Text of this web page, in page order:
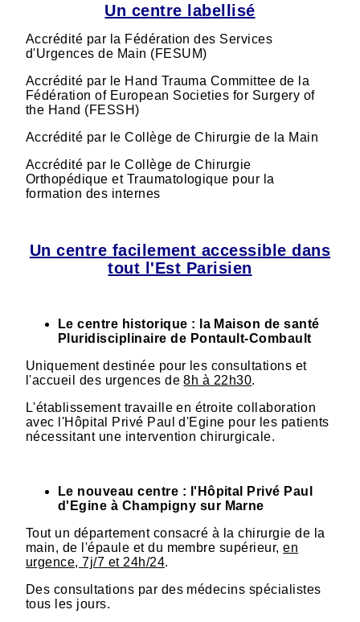
Un centre labellisé
Accrédité par la Fédération des Services
d'Urgences de Main (FESUM)
Accrédité par le Hand Trauma Committee de la
Fédération of European Societies for Surgery of
the Hand (FESSH)
Accrédité par le Collège de Chirurgie de la Main
Accrédité par le Collège de Chirurgie
Orthopédique et Traumatologique pour la
formation des internes
Un centre facilement accessible dans
tout l'Est Parisien
Le centre historique : la Maison de santé
Pluridisciplinaire de Pontault-Combault
Uniquement destinée pour les consultations et
l'accueil des urgences de8h à 22h30.
L'établissement travaille en étroite collaboration
avec l'Hôpital Privé Paul d'Egine pour les patients
nécessitant une intervention chirurgicale.
Le nouveau centre : l'Hôpital Privé Paul
d'Egine à Champigny sur Marne
Tout un département consacré à la chirurgie de la
main, de l'épaule et du membre supérieur,en
urgence, 7j/7 et 24h/24.
Des consultations par des médecins spécialistes
tous les jours.